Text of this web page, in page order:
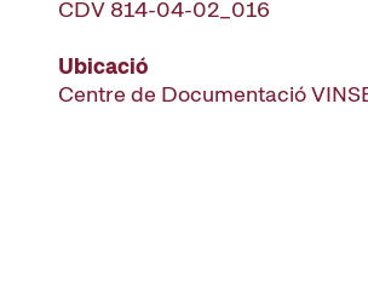
CDV 814-04-02_016
Ubicació
Centre de Documentació